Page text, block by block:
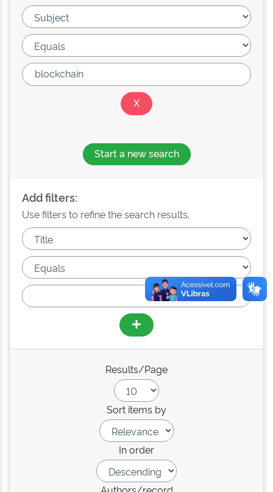
Start a new search
Add filters:
Use filters to refine the search results.
Results/Page
Sort items by
In order